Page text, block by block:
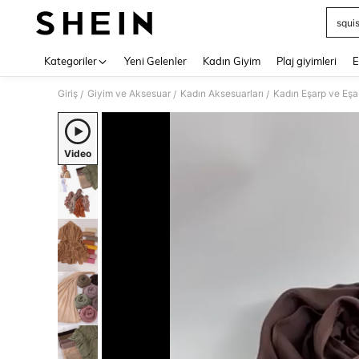
Kategoriler Yeni Gelenler Kadın Giyim Plaj giyimleri
Giriş / Giyim ve Aksesuar / Kadın Aksesuarları / Kadın Eşarp ve
Video